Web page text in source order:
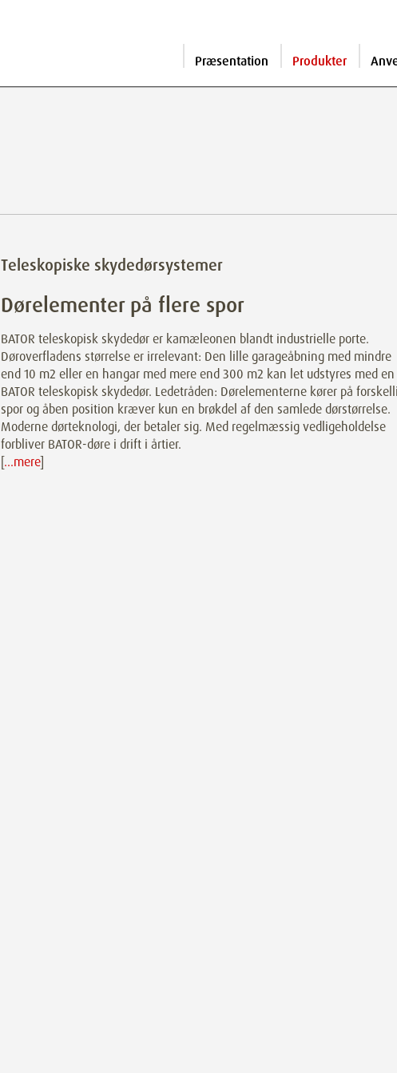
Præsentation Produkter
Teleskopiske skydedørsystemer
Dørelementer på flere spor
BATOR teleskopisk skydedør er kamæleonen blandt industrielle porte.
Døroverfladens størrelse er irrelevant: Den lille garageåbning med mindre
end 10 m2 eller en hangar med mere end 300 m2 kan let udstyres med en
BATOR teleskopisk skydedør. Ledetråden: Dørelementerne kører på
spor og åben position kræver kun en brøkdel af den samlede dørstørrelse.
Moderne dørteknologi, der betaler sig. Med regelmæssig vedligeholdelse
forbliver BATOR-døre i drift i årtier.
[…mere]